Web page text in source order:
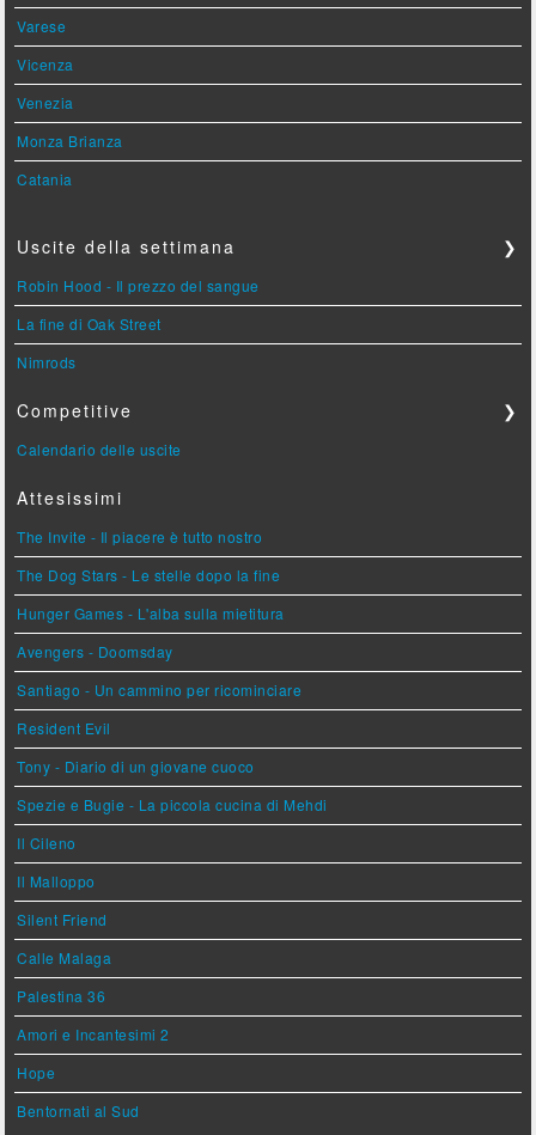
Varese
Vicenza
Venezia
Monza Brianza
Catania
Uscite della settimana ❯
Robin Hood - Il prezzo del sangue
La fine di Oak Street
Nimrods
Competitive ❯
Calendario delle uscite
Attesissimi
The Invite - Il piacere è tutto nostro
The Dog Stars - Le stelle dopo la fine
Hunger Games - L'alba sulla mietitura
Avengers - Doomsday
Santiago - Un cammino per ricominciare
Resident Evil
Tony - Diario di un giovane cuoco
Spezie e Bugie - La piccola cucina di Mehdi
Il Cileno
Il Malloppo
Silent Friend
Calle Malaga
Palestina 36
Amori e Incantesimi 2
Hope
Bentornati al Sud